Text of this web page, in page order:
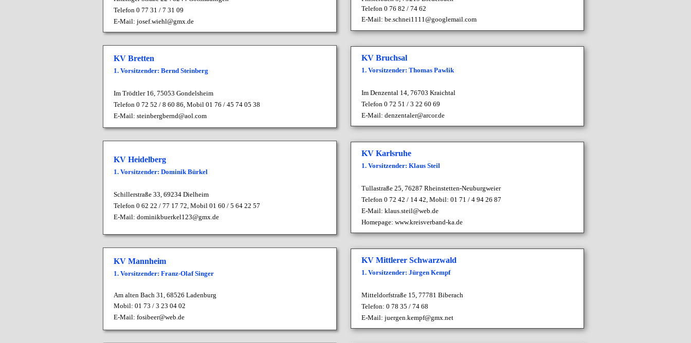
Telefon 0 77 31 / 7 31 09
E-Mail: josef.wiehl@gmx.de
Telefon 0 76 82 / 74 62
E-Mail: be.schnei1111@googlemail.com
KV Bretten
1. Vorsitzender: Bernd Steinberg
Im Trödtler 16, 75053 Gondelsheim
Telefon 0 72 52 / 8 60 86, Mobil 01 76 / 45 74 05 38
E-Mail: steinbergbernd@aol.com
KV Bruchsal
1. Vorsitzender: Thomas Pawlik
Im Denzental 14, 76703 Kraichtal
Telefon 0 72 51 / 3 22 60 69
E-Mail: denzentaler@arcor.de
KV Heidelberg
1. Vorsitzender: Dominik Bürkel
Schillerstraße 33, 69234 Dielheim
Telefon 0 62 22 / 77 17 72, Mobil 01 60 / 5 64 22 57
E-Mail: dominikbuerkel123@gmx.de
KV Karlsruhe
1. Vorsitzender: Klaus Steil
Tullastraße 25, 76287 Rheinstetten-Neuburgweier
Telefon 0 72 42 / 14 42, Mobil: 01 71 / 4 94 26 87
E-Mail: klaus.steil@web.de
Homepage: www.kreisverband-ka.de
KV Mannheim
1. Vorsitzender: Franz-Olaf Singer
Am alten Bach 31, 68526 Ladenburg
Mobil: 01 73 / 3 23 04 02
E-Mail: fosibeer@web.de
KV Mittlerer Schwarzwald
1. Vorsitzender: Jürgen Kempf
Mitteldorfstraße 15, 77781 Biberach
Telefon: 0 78 35 / 74 68
E-Mail: juergen.kempf@gmx.net